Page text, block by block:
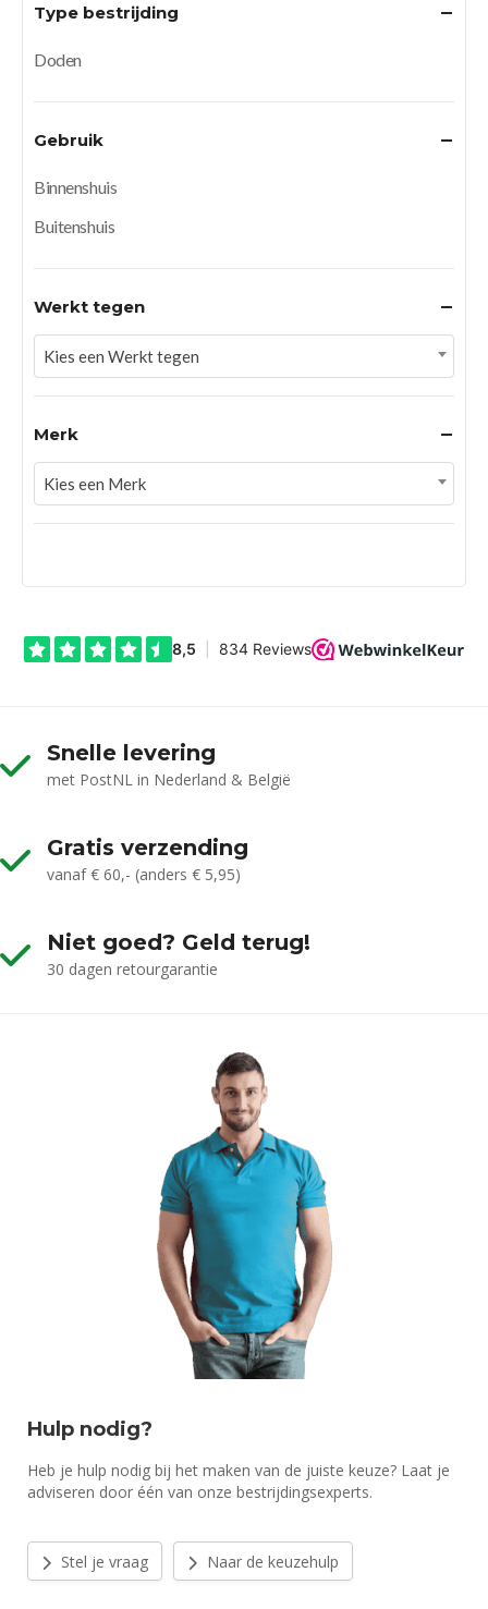
Type bestrijding
Doden
Gebruik
Binnenshuis
Buitenshuis
Werkt tegen
Kies een Werkt tegen
Merk
Kies een Merk
Snelle levering
met PostNL in Nederland & België
Gratis verzending
vanaf € 60,- (anders € 5,95)
Niet goed? Geld terug!
30 dagen retourgarantie
Hulp nodig?
Heb je hulp nodig bij het maken van de juiste keuze? Laat je
adviseren door één van onze bestrijdingsexperts.
Stel je vraag Naar de keuzehulp